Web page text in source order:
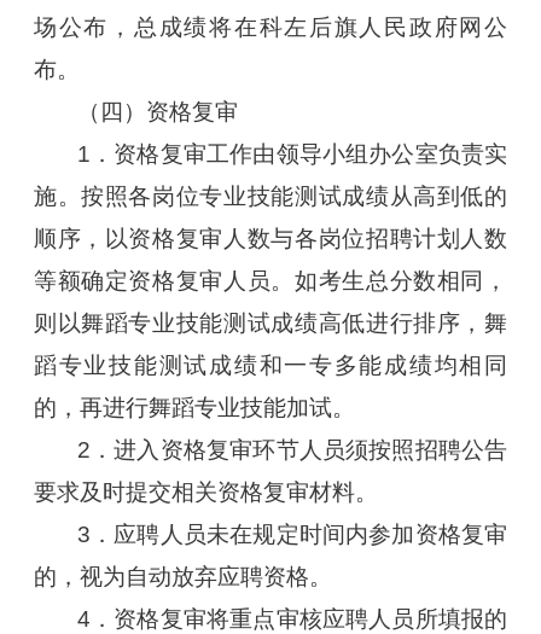
场公布，总成绩将在科左后旗人民政府网公
布。
（四）资格复审
1．资格复审工作由领导小组办公室负责实
施。按照各岗位专业技能测试成绩从高到低的
顺序，以资格复审人数与各岗位招聘计划人数
等额确定资格复审人员。如考生总分数相同，
则以舞蹈专业技能测试成绩高低进行排序，舞
蹈专业技能测试成绩和一专多能成绩均相同
的，再进行舞蹈专业技能加试。
2．进入资格复审环节人员须按照招聘公告
要求及时提交相关资格复审材料。
3．应聘人员未在规定时间内参加资格复审
的，视为自动放弃应聘资格。
4．资格复审将重点审核应聘人员所填报的